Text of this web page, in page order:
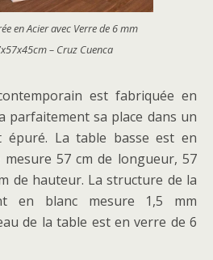
en Acier avec Verre de 6 mm
– Cruz Cuenca
est fabriquée en
parfaitement sa place dans un
épuré. La table basse est en
57 cm de longueur, 57
de hauteur. La structure de la
en blanc mesure 1,5 mm
de la table est en verre de 6